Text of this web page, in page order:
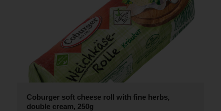
Coburger soft cheese roll with fine herbs,
double cream, 250g